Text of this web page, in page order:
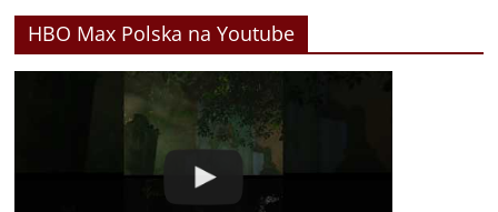
HBO Max Polska na Youtube